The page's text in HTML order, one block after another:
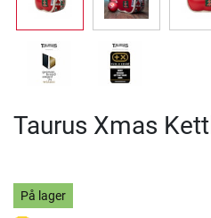
Taurus Xmas
På lager